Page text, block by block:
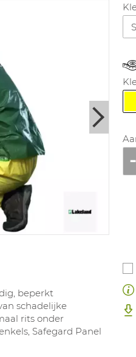
beperkt
schadelijke
rits onder
Safegard Panel
S